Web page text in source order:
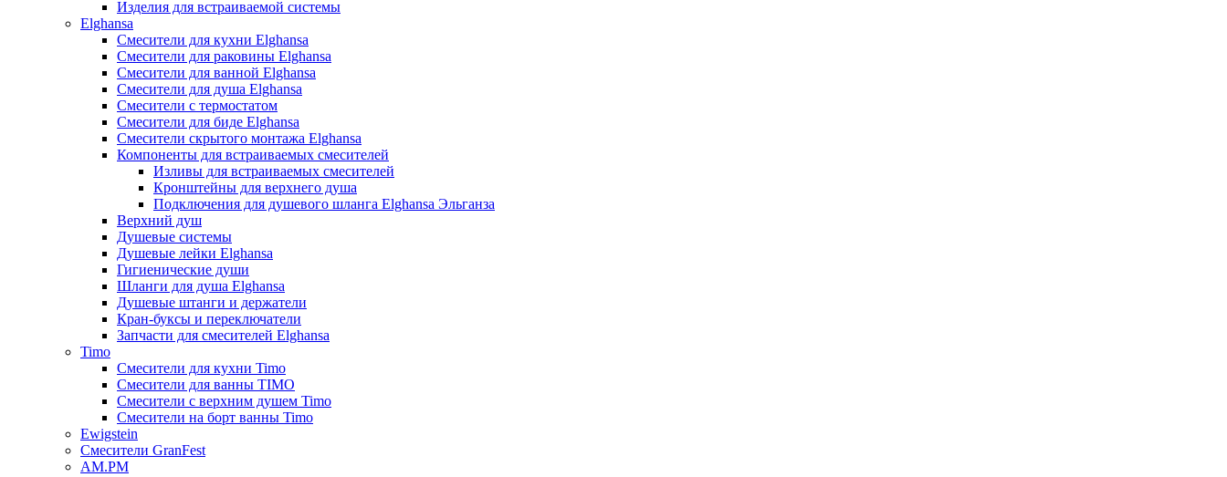
Изделия для встраиваемой системы
Elghansa
Смесители для кухни Elghansa
Смесители для раковины Elghansa
Смесители для ванной Elghansa
Смесители для душа Elghansa
Смесители с термостатом
Смесители для биде Elghansa
Смесители скрытого монтажа Elghansa
Компоненты для встраиваемых смесителей
Изливы для встраиваемых смесителей
Кронштейны для верхнего душа
Подключения для душевого шланга Elghansa Эльганза
Верхний душ
Душевые системы
Душевые лейки Elghansa
Гигиенические души
Шланги для душа Elghansa
Душевые штанги и держатели
Кран-буксы и переключатели
Запчасти для смесителей Elghansa
Timo
Смесители для кухни Timo
Смесители для ванны TIMO
Смесители с верхним душем Timo
Смесители на борт ванны Timo
Ewigstein
Смесители GranFest
AM.PM